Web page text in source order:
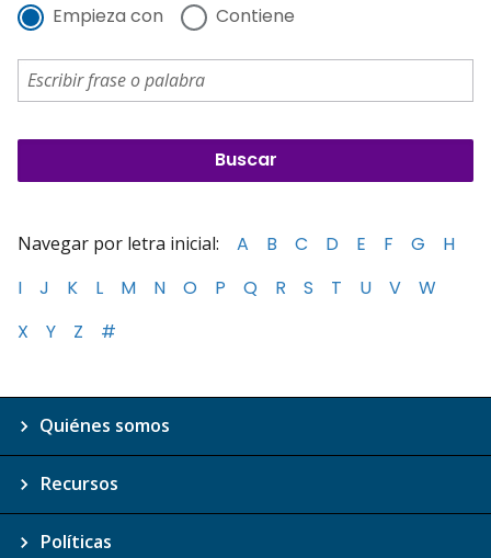
Empieza con Contiene
Navegar por letra inicial: A B C D E F G
H
I
J K L M N O P Q R S T U V
W
X
Y Z #
Quiénes somos
Recursos
Políticas